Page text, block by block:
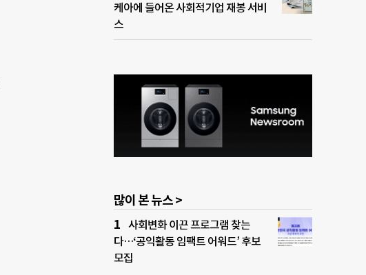
케아에 들어온 사회적기업 재봉 서비
스
많이 본 뉴스 >
사회변화 이끈 프로그램 찾는
다…‘공익활동 임팩트 어워드’ 후보
모집